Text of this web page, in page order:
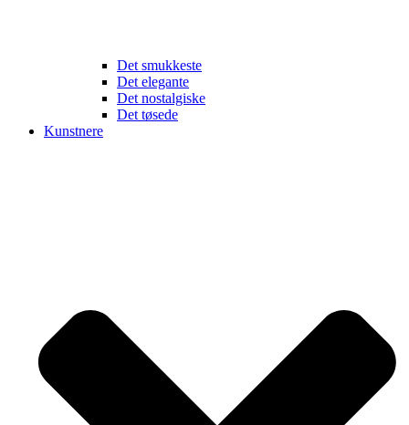
Det smukkeste
Det elegante
Det nostalgiske
Det tøsede
Kunstnere